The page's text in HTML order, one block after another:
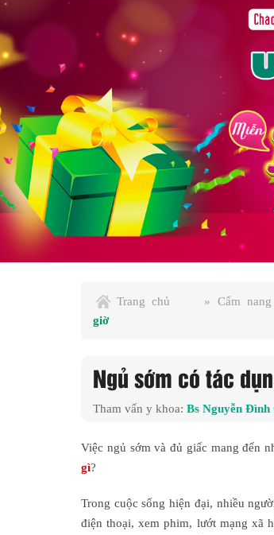
Trang chủ » Cẩm
giờ
Ngủ sớm có tác
Tham vấn y khoa: Bs Nguyễn Đình
Việc ngủ sớm và đủ giấc mang đến
gì?
Trong cuộc sống hiện đại, nhiều
điện thoại, xem phim, lướt mạng xã